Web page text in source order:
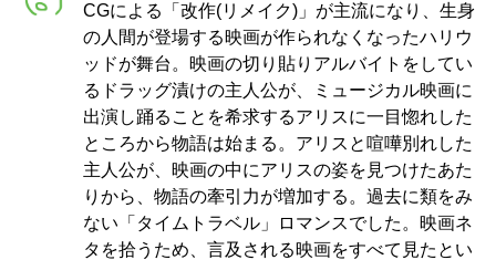
CGによる「改作(リメイク)」が主流になり、生身
の人間が登場する映画が作られなくなったハリウ
ッドが舞台。映画の切り貼りアルバイトをしてい
るドラッグ漬けの主人公が、ミュージカル映画に
出演し踊ることを希求するアリスに一目惚れした
ところから物語は始まる。アリスと喧嘩別れした
主人公が、映画の中にアリスの姿を見つけたあた
りから、物語の牽引力が増加する。過去に類をみ
ない「タイムトラベル」ロマンスでした。映画ネ
タを拾うため、言及される映画をすべて見たとい